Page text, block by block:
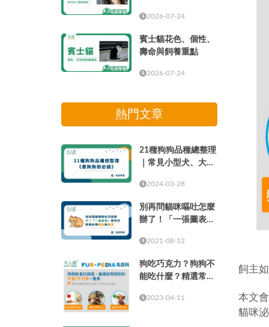
飼主
本文
貓咪
2026-07-24
賓士貓花色、個性、
壽命與飼養重點
2026-07-24
熱門文章
21種狗狗品種總整理
｜常見小型犬、大型
2024-03-28
別再問貓咪嘔吐怎麼
辦了！「一張圖表」
與頻率
2021-08-12
狗吃巧克力？狗狗不
能吃什麼？精選常見
2023-04-11